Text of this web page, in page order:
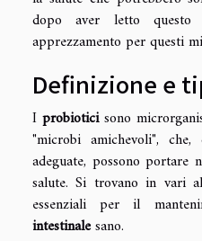
dopo aver letto
apprezzamento per questi
Definizione e
I probioticisono
"microbi amichevoli",
adeguate, possono portare
salute. Si trovano in vari
essenziali per il
intestinalesano.